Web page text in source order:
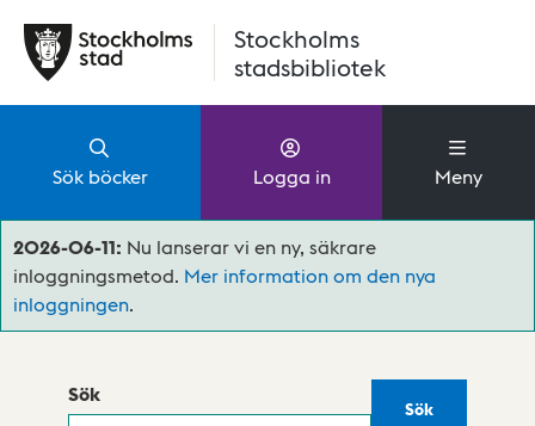
Stockholms
stadsbibliotek
Sök böcker Logga in Meny
2026-06-11: Nu lanserar vi en ny, säkrare
inloggningsmetod. Mer information om den nya
inloggningen.
Sök
Sök